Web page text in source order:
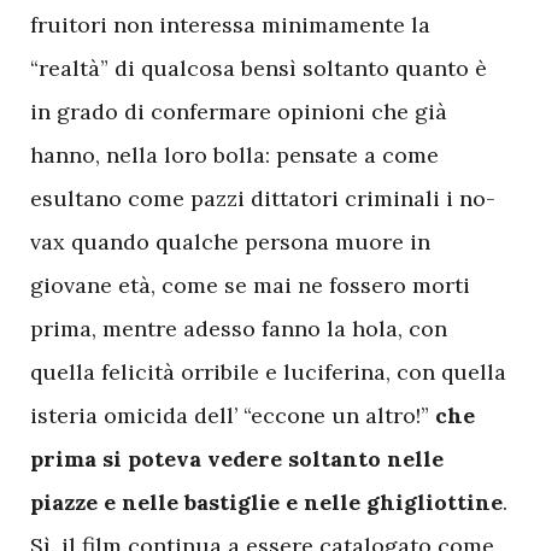
fruitori non interessa minimamente la
“realtà” di qualcosa bensì soltanto quanto è
in grado di confermare opinioni che già
hanno, nella loro bolla: pensate a come
esultano come pazzi dittatori criminali i no-
vax quando qualche persona muore in
giovane età, come se mai ne fossero morti
prima, mentre adesso fanno la hola, con
quella felicità orribile e luciferina, con quella
isteria omicida dell’ “eccone un altro!” che
prima si poteva vedere soltanto nelle
piazze e nelle bastiglie e nelle ghigliottine.